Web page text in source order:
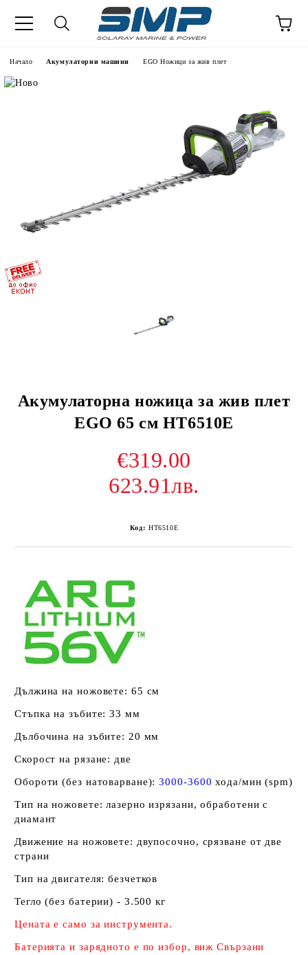
Начало Акумулаторни машини EGO Ножици за жив плет
Акумулаторна ножица за жив плет
EGO 65 см HT6510E
€319.00
623.91лв.
Код: HT6510E
Дължина на ножовете: 65 см
Стъпка на зъбите: 33 мм
Дълбочина на зъбите: 20 мм
Скорост на рязане: две
Обороти (без натоварване):3000-3600 хода/мин (spm)
Тип на ножовете: лазерно изрязани, обработени с
диамант
Движение на ножовете: двупосочно, срязване от две
страни
Тип на двигателя: безчетков
Тегло (без батерии) - 3.500 кг
Цената е само за инструмента.
Батерията и зарядното е по избор, виж Свързани